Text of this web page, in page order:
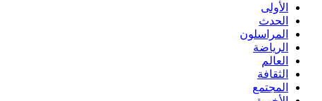
الأولى
الحدث
المراسلون
الرياضة
العالم
الثقافة
المجتمع